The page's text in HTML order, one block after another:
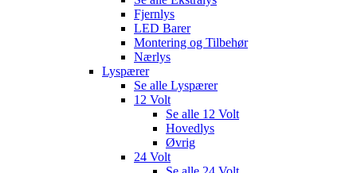
Fjernlys
LED Barer
Montering og Tilbehør
Nærlys
Lyspærer
Se alle Lyspærer
12 Volt
Se alle 12 Volt
Hovedlys
Øvrig
24 Volt